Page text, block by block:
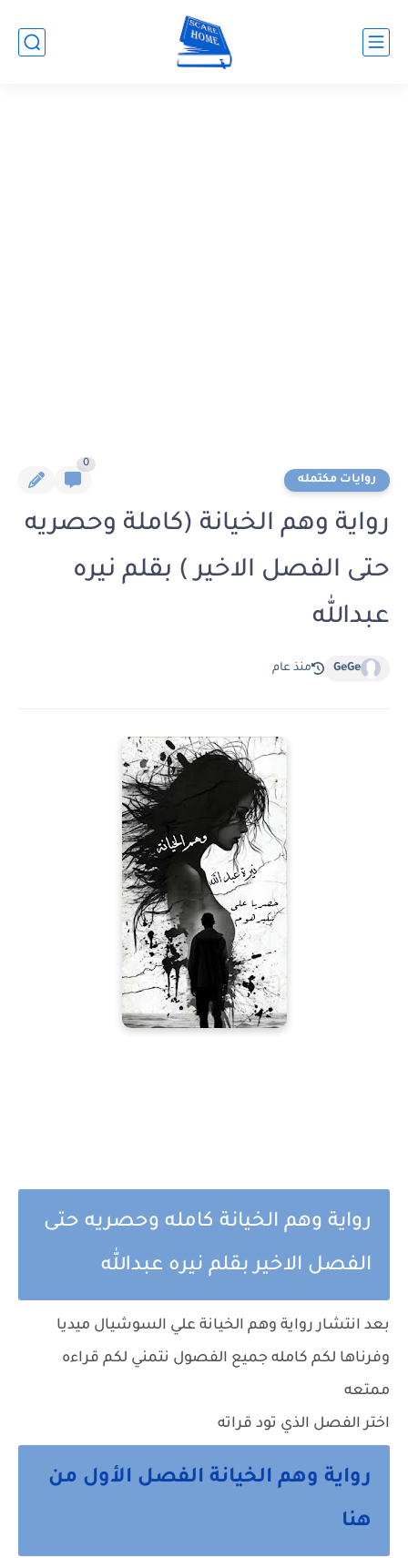
روايات مكتمله
0
رواية وهم الخيانة (كاملة وحصريه
حتى الفصل الاخير ) بقلم نيره
عبدالله
GeGe منذ عام
رواية وهم الخيانة كامله وحصريه حتى
الفصل الاخير بقلم نيره عبدالله
بعد انتشار رواية وهم الخيانة علي السوشيال ميديا
وفرناها لكم كامله جميع الفصول نتمني لكم قراءه
ممتعه
اختر الفصل الذي تود قراته
رواية وهم الخيانة الفصل الأول من
هنا